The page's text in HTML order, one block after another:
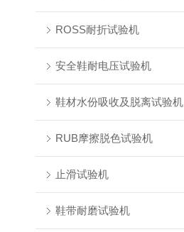
ROSS耐折试验机
安全鞋耐电压试验机
鞋材水份吸收及脱离试验机
RUB摩擦脱色试验机
止滑试验机
鞋带耐磨试验机